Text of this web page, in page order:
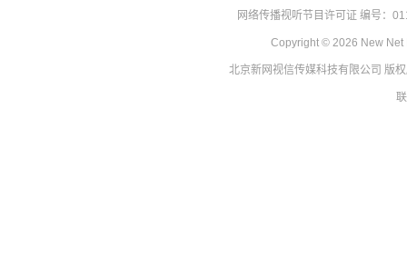
网络传播视听节目许可证 编号：
Copyright ©2026 New
北京新网视信传媒科技有限公司版
北京新网视信传媒科技有限公司版